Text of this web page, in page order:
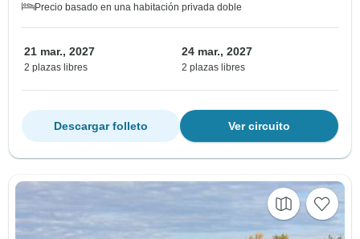
Precio basado en una habitación privada doble
21 mar., 2027
2 plazas libres
24 mar., 2027
2 plazas libres
Ver circuito
Descargar folleto